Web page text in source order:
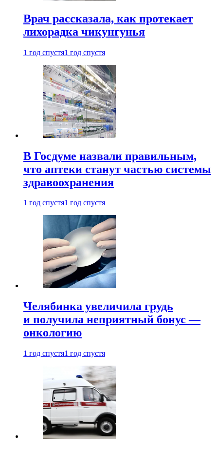
Врач рассказала, как протекает
лихорадка чикунгунья
1 год спустя1 год спустя
В Госдуме назвали правильным,
что аптеки станут частью системы
здравоохранения
1 год спустя1 год спустя
Челябинка увеличила грудь
и получила неприятный бонус —
онкологию
1 год спустя1 год спустя